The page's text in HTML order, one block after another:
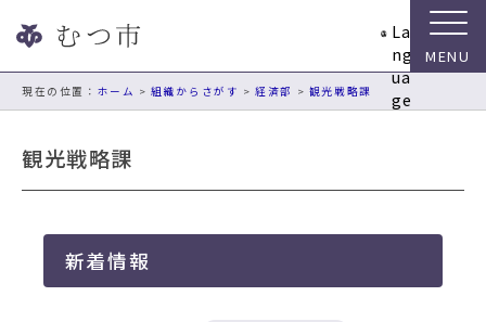
ビ
シ
La
ng
ua
ge
現在の位置： ホーム >組織からさがす >経済部 > 観光戦略課
観光戦略課
新着情報